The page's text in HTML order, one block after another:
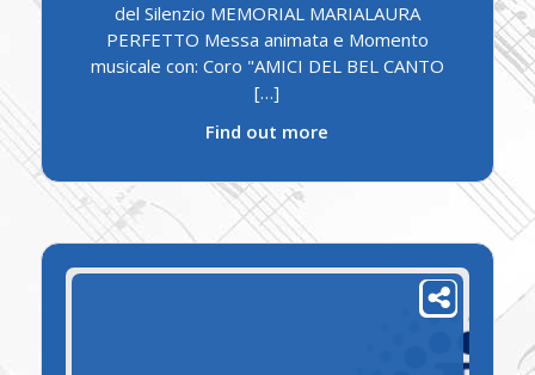
del Silenzio MEMORIAL MARIALAURA
PERFETTO Messa animata e Momento
musicale con: Coro "AMICI DEL BEL CANTO
[…]
Find out more